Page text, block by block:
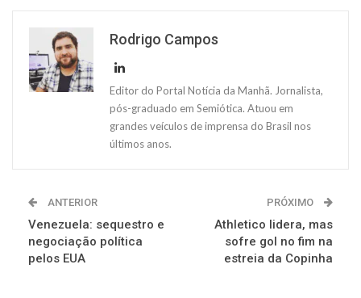
Rodrigo Campos
Editor do Portal Notícia da Manhã. Jornalista,
pós-graduado em Semiótica. Atuou em
grandes veículos de imprensa do Brasil nos
últimos anos.
ANTERIOR
Venezuela: sequestro e
negociação política
pelos EUA
PRÓXIMO
Athletico lidera, mas
sofre gol no fim na
estreia da Copinha